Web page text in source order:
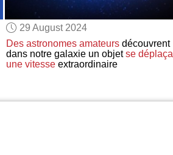
29 August 2024
Des astronomes amateursdécouvrent
dans notre galaxie un objetse
une vitesseextraordinaire